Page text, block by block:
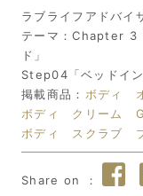
ラブライフアドバイ
テーマ：Chapter 3
ド」
Step04「ベッドイン
掲載商品： ボディ
ボディ クリーム
ボディ スクラブ